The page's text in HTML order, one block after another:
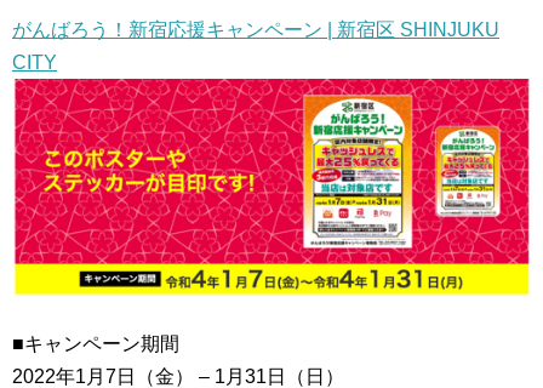
がんばろう！新宿応援キャンペーン | 新宿区 SHINJUKU
CITY
■キャンペーン期間
2022年1月7日（金） – 1月31日（日）